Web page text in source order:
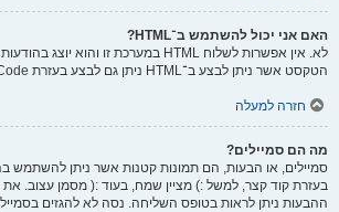
האם אני יכול להשתמש ב־HTML?
הטקסט אשר ניתן לבצע ב־HTML ניתן גם לבצע בעזרת BBCode במקום.
חזרה למעלה
מה הם סמיילים?
סמיילים, או הבעות, הם תמונות קטנות אשר ניתן להשתמש
בעזרת קוד קצר, למשל :) מציין שמח, בעוד :( מסמן עצוב.
ההבעות ניתן לראות בטופס השליחה. נסה לא להגזים